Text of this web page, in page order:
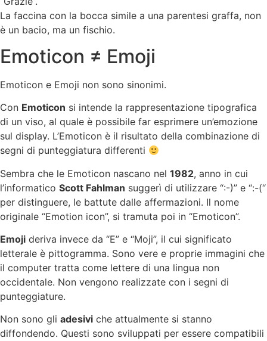
La faccina con la bocca simile a una parentesi graffa, non
è un bacio, ma un fischio.
Emoticon ≠ Emoji
Emoticon e Emoji non sono sinonimi.
Con Emoticon si intende la rappresentazione tipografica
di un viso, al quale è possibile far esprimere un’emozione
sul display. L’Emoticon è il risultato della combinazione di
segni di punteggiatura differenti
Sembra che le Emoticon nascano nel 1982, anno in cui
l’informatico Scott Fahlman suggerì di utilizzare “:-)” e “:-(“
per distinguere, le battute dalle affermazioni. Il nome
originale “Emotion icon”, si tramuta poi in “Emoticon”.
Emoji deriva invece da “E” e “Moji”, il cui significato
letterale è pittogramma. Sono vere e proprie immagini che
il computer tratta come lettere di una lingua non
occidentale. Non vengono realizzate con i segni di
punteggiature.
Non sono gli adesivi che attualmente si stanno
diffondendo. Questi sono sviluppati per essere compatibili